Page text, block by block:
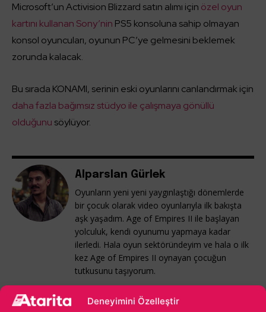
Deneyimini Özelleştir
Microsoft’un Activision Blizzard satın alımı için özel oyun
kartını kullanan Sony’nin PS5 konsoluna sahip olmayan
konsol oyuncuları, oyunun PC’ye gelmesini beklemek
zorunda kalacak.
Bu sırada KONAMI, serinin eski oyunlarını canlandırmak için
daha fazla bağımsız stüdyo ile çalışmaya gönüllü
olduğunu söylüyor.
Alparslan Gürlek
Oyunların yeni yeni yaygınlaştığı dönemlerde
bir çocuk olarak video oyunlarıyla ilk bakışta
aşk yaşadım. Age of Empires II ile başlayan
yolculuk, kendi oyunumu yapmaya kadar
ilerledi. Hala oyun sektöründeyim ve hala o ilk
kez Age of Empires II oynayan çocuğun
tutkusunu taşıyorum.